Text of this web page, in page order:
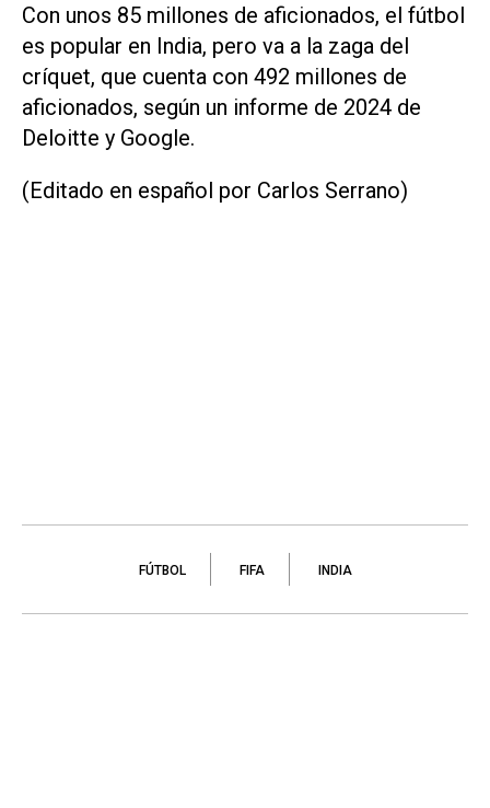
Con unos 85 millones de aficionados, el fútbol
es popular en ​India, pero va a la zaga del
críquet, que cuenta con 492 millones de
aficionados, según un informe de 2024 de
Deloitte y Google.
(Editado en español por Carlos Serrano)
FÚTBOL FIFA INDIA